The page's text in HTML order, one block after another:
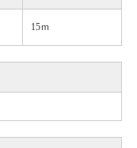
15ｍ